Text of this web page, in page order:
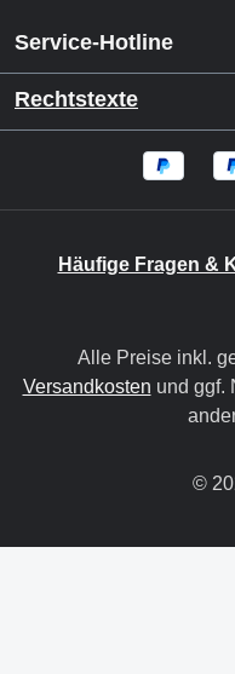
Service-Hotline
Rechtstexte
Häufige Fragen &
Alle Preise inkl.
Versandkosten und ggf.
©